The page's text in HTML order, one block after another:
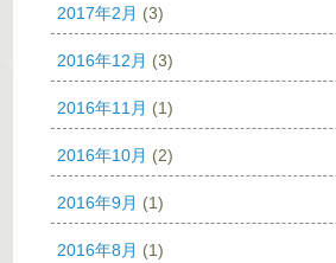
2017年2月 (3)
2016年12月 (3)
2016年11月 (1)
2016年10月 (2)
2016年9月 (1)
2016年8月 (1)